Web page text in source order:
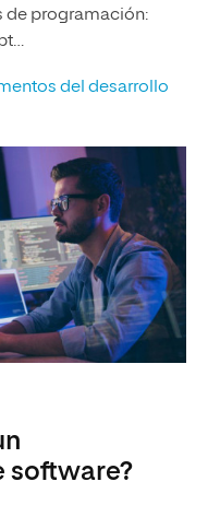
de programación:
del desarrollo
software?